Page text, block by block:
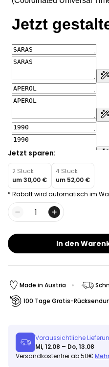
Jetzt sparen:
2 Stück
um30,00 €
4 Stück
um 52,00 €
* Rabatt wird automatisch im
Menge
In den
Made in Austria
100 Tage Gratis-
Voraussichtliche
Mi, 12.08 – Do, 13.08
Versandkostenfrei ab 50€